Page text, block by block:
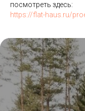
посмотреть здесь:
https://flat-haus.ru/